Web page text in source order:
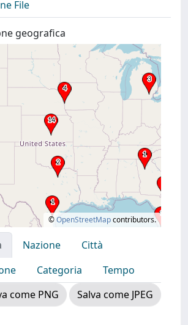
File
geografica
©OpenStreetMapcontributors.
Nazione
Città
Categoria
Tempo
come PNG
Salva come JPEG